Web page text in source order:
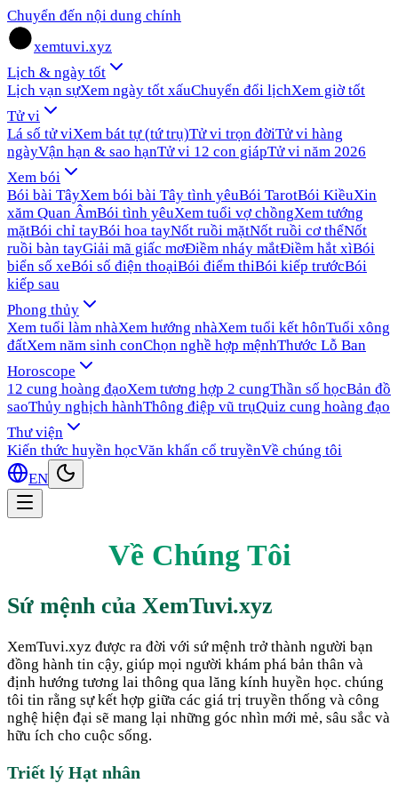
Chuyển đến nội dung chính
xemtuvi.xyz
Lịch & ngày tốt
Lịch vạn sựXem ngày tốt xấuChuyển đổi lịchXem giờ tốt
Tử vi
Lá số tử viXem bát tự (tứ trụ)Tử vi trọn đờiTử vi hàng
ngàyVận hạn & sao hạnTử vi 12 con giápTử vi năm 2026
Xem bói
Bói bài TâyXem bói bài Tây tình yêuBói TarotBói KiềuXin
xăm Quan ÂmBói tình yêuXem tuổi vợ chồngXem tướng
mặtBói chỉ tayBói hoa tayNốt ruồi mặtNốt ruồi cơ thểNốt
ruồi bàn tayGiải mã giấc mơĐiềm nháy mắtĐiềm hắt xìBói
biển số xeBói số điện thoạiBói điểm thiBói kiếp trướcBói
kiếp sau
Phong thủy
Xem tuổi làm nhàXem hướng nhàXem tuổi kết hônTuổi xông
đấtXem năm sinh conChọn nghề hợp mệnhThước Lỗ Ban
Horoscope
12 cung hoàng đạoXem tương hợp 2 cungThần số họcBản đồ
saoThủy nghịch hànhThông điệp vũ trụQuiz cung hoàng đạo
Thư viện
Kiến thức huyền họcVăn khấn cổ truyềnVề chúng tôi
EN
Về Chúng Tôi
Sứ mệnh của XemTuvi.xyz
XemTuvi.xyz được ra đời với sứ mệnh trở thành người bạn
đồng hành tin cậy, giúp mọi người khám phá bản thân và
định hướng tương lai thông qua lăng kính huyền học. chúng
tôi tin rằng sự kết hợp giữa các giá trị truyền thống và công
nghệ hiện đại sẽ mang lại những góc nhìn mới mẻ, sâu sắc và
hữu ích cho cuộc sống.
Triết lý Hạt nhân